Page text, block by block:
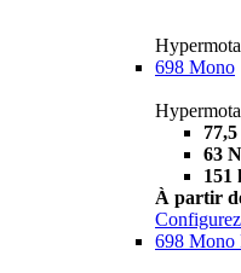
698 Mono
63
151
À partir
698 Mono